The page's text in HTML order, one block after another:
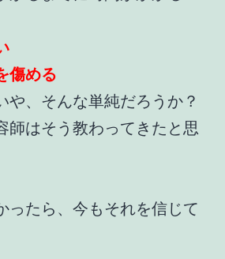
傷める
や、そんな単純だろうか？
師はそう教わってきたと思
ったら、今もそれを信じて